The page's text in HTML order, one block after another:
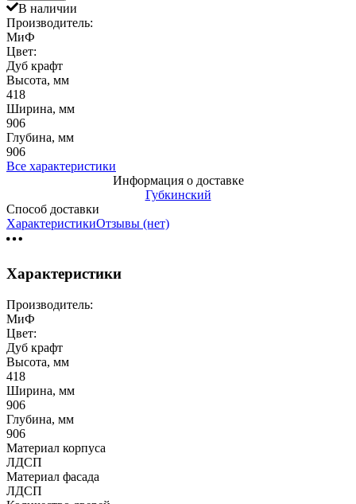
В наличии
Производитель:
МиФ
Цвет:
Дуб крафт
Высота, мм
418
Ширина, мм
906
Глубина, мм
906
Все характеристики
Информация о доставке
Губкинский
Способ доставки
ХарактеристикиОтзывы (нет)
Характеристики
Производитель:
МиФ
Цвет:
Дуб крафт
Высота, мм
418
Ширина, мм
906
Глубина, мм
906
Материал корпуса
ЛДСП
Материал фасада
ЛДСП